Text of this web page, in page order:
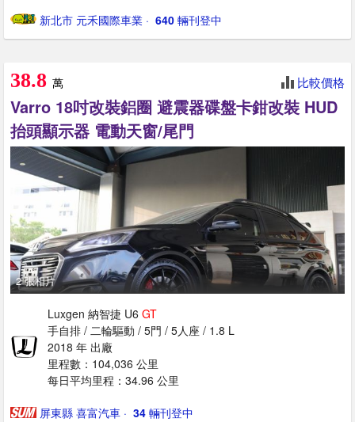
新北市 元禾國際車業 · ‎ 640 輛刊登中
38.8 萬 比較價格
Varro 18吋改裝鋁圈 避震器碟盤卡鉗改裝 HUD
抬頭顯示器 電動天窗/尾門
2 張相片
Luxgen 納智捷 U6 GT
手自排 / 二輪驅動 / 5門 / 5人座 / 1.8 L
2018 年 出廠
里程數：104,036 公里
每日平均里程：34.96 公里
屏東縣 喜富汽車 · ‎ 34 輛刊登中